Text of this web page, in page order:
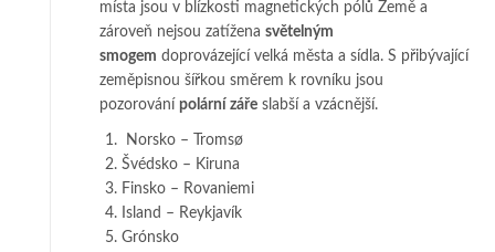
místa jsou v blízkosti magnetických pólů Země a
zároveň nejsou zatížena světelným
smogem doprovázející velká města a sídla. S přibývající
zeměpisnou šířkou směrem k rovníku jsou
pozorování polární záře slabší a vzácnější.
Norsko – Tromsø
Švédsko – Kiruna
Finsko – Rovaniemi
Island – Reykjavík
Grónsko